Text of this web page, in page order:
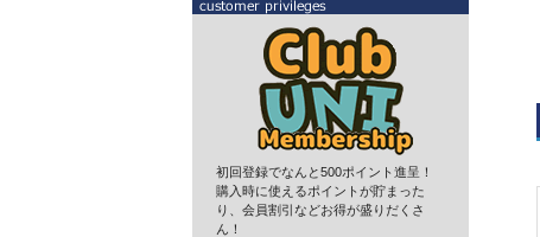
初回登録でなんと500ポイント進呈！
購入時に使えるポイントが貯まった
り、会員割引などお得が盛りだくさ
ん！